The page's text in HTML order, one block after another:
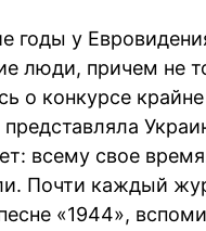
годы у
люди, причем не
о конкурсе
представляла
всему свое
Почти каждый
«1944»,